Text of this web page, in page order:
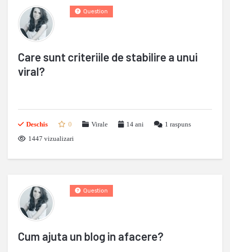
Care sunt criteriile de stabilire a unui
viral?
Question
Deschis 0 Virale 14 ani 1 raspuns
1447 vizualizari
Cum ajuta un blog in afacere?
Question